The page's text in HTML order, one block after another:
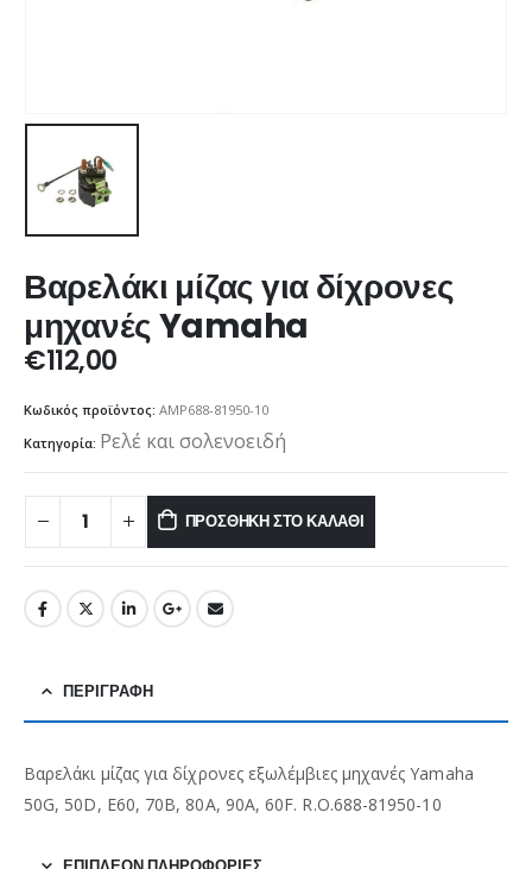
Βαρελάκι μίζας για δίχρονες
μηχανές Yamaha
€112,00
Κωδικός προϊόντος: AMP688-81950-10
Κατηγορία: Ρελέ και σολενοειδή
ΠΡΟΣΘΉΚΗ ΣΤΟ ΚΑΛΆΘΙ
ΠΕΡΙΓΡΑΦΉ
Βαρελάκι μίζας για δίχρονες εξωλέμβιες μηχανές Yamaha
50G, 50D, E60, 70B, 80A, 90A, 60F. R.O.688-81950-10